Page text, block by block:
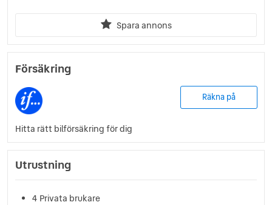
Spara annons
Försäkring
Räkna på
Hitta rätt bilförsäkring för dig
Utrustning
4 Privata brukare